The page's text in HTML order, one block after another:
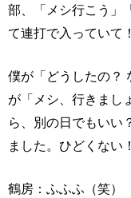
部、「メシ行こう
て連打で入っていて！
僕が「どうしたの？
が「メシ、行きまし
ら、別の日でもいい
ました。ひどくない
鶴房：ふふふ（笑）